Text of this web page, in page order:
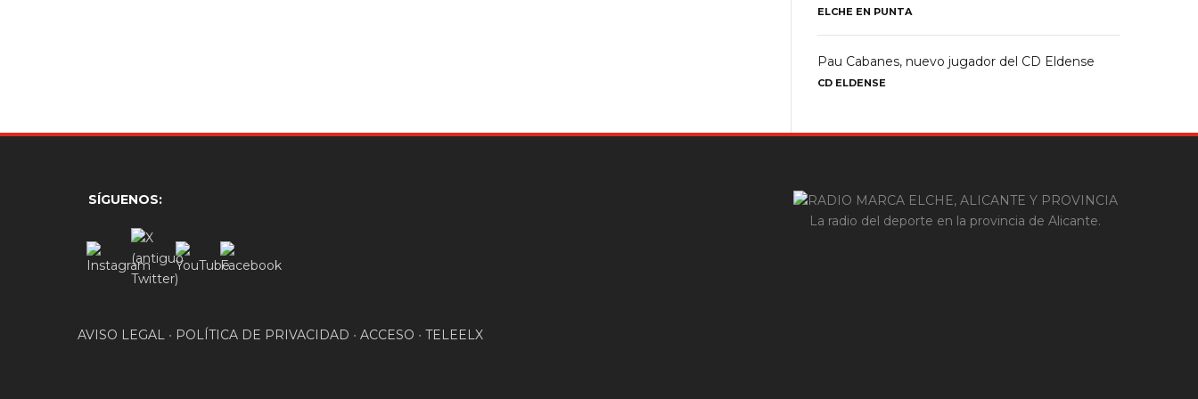
ELCHE EN PUNTA
Pau Cabanes, nuevo jugador del CD Eldense
CD ELDENSE
SÍGUENOS:
AVISO LEGAL • POLÍTICA DE PRIVACIDAD • ACCESO • TELEELX
La radio del deporte en la provincia de Alicante.